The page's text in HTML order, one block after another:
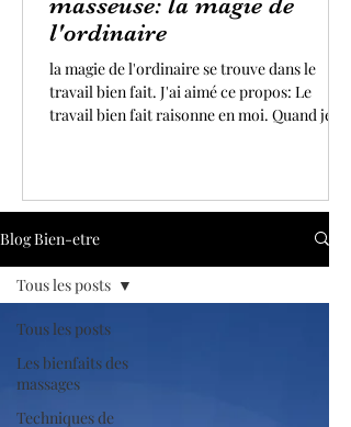
l'ordinaire
la magie de l'ordinaire se trouve dans le
travail bien fait. J'ai aimé ce propos: Le
travail bien fait raisonne en moi. Quand je
même dans ses actions est une des clés du
bonheur. Quand je ressens l'apaisement, la
chers clients(es), après un massage ou un
soin, je suis remplie de gratitude.
Blog Bien-etre
Tous les posts
Les bienfaits des
massages
Techniques de
Tous les posts